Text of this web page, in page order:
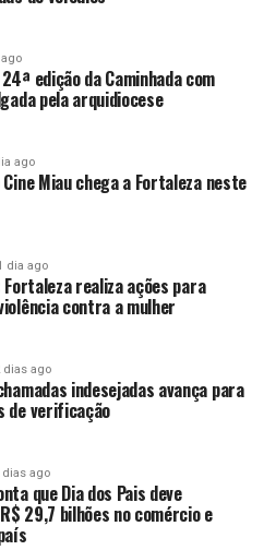
edição da Caminhada com
pela arquidiocese
ago
Miau chega a Fortaleza neste
dia ago
realiza ações para
contra a mulher
dias ago
indesejadas avança para
de verificação
dias ago
que Dia dos Pais deve
29,7 bilhões no comércio e